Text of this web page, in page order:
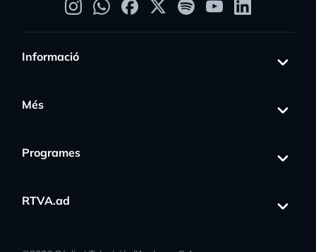
Informació
Més
Programes
RTVA.ad